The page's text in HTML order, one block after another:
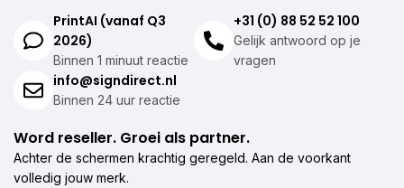
PrintAI (vanaf Q3
2026)
Binnen 1 minuut reactie
+31 (0) 88 52 52 100
Gelijk antwoord op je
vragen
info@signdirect.nl
Binnen 24 uur reactie
Word reseller. Groei als partner.
Achter de schermen krachtig geregeld. Aan de voorkant
volledig jouw merk.